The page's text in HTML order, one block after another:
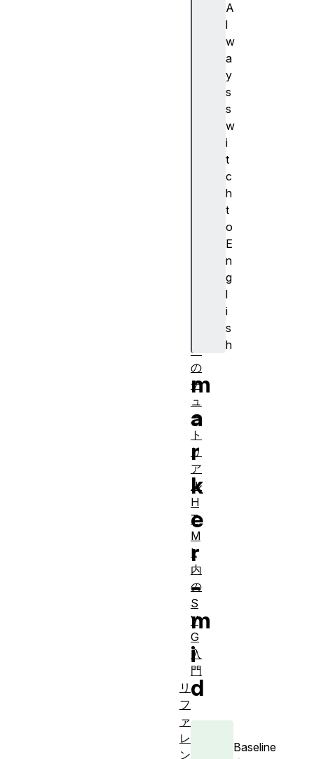
A
l
w
a
y
s
s
w
i
t
c
h
t
o
E
n
g
l
i
s
h
m
a
r
k
e
r
-
m
i
d
Baseline
ー
の
チ
ュ
ー
ト
リ
ア
ル
H
T
M
L
内
の
S
V
G
入
門
リ
フ
ァ
レ
ン